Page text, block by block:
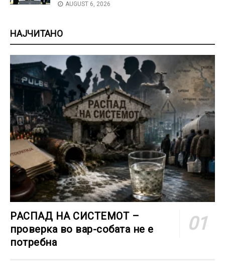
AUGUST 6, 2026
НАЈЧИТАНО
РАСПАД НА СИСТЕМОТ –
проверка во вар-собата не е
потребна